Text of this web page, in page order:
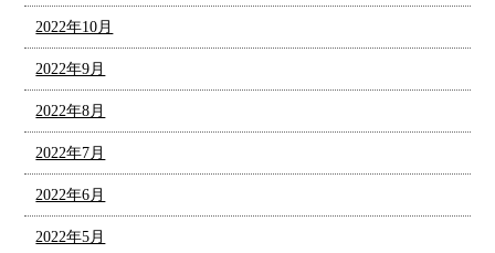
2022年10月
2022年9月
2022年8月
2022年7月
2022年6月
2022年5月